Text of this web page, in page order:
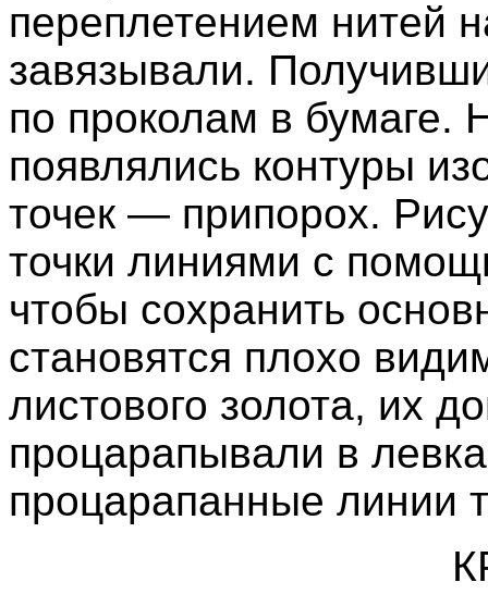
переплетением нитей
завязывали.
по проколам в бумаге.
появлялись контуры
точек — припорох.
точки линиями с
чтобы сохранить
становятся плохо
листового золота, их
процарапывали в
процарапанные линии